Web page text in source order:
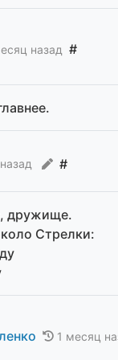
назад #
#
дружище.
Стрелки:
1 месяц